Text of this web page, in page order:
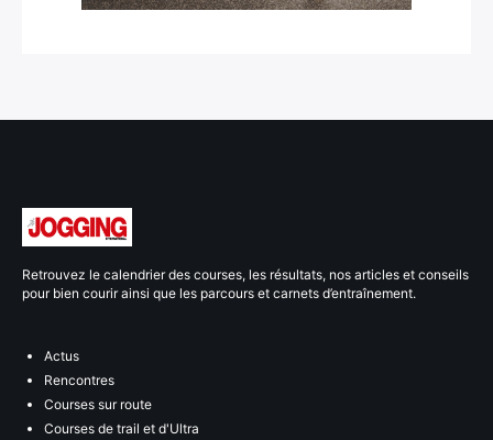
Retrouvez le calendrier des courses, les résultats, nos articles et conseils
pour bien courir ainsi que les parcours et carnets d’entraînement.
Actus
Rencontres
Courses sur route
Courses de trail et d'Ultra